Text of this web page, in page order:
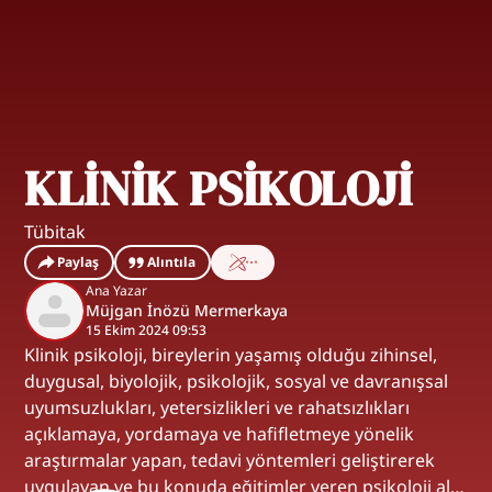
KLİNİK PSİKOLOJİ
Tübitak
Paylaş
Alıntıla
Ana Yazar
Müjgan İnözü Mermerkaya
15 Ekim 2024 09:53
Klinik psikoloji, bireylerin yaşamış olduğu zihinsel,
duygusal, biyolojik, psikolojik, sosyal ve davranışsal
uyumsuzlukları, yetersizlikleri ve rahatsızlıkları
açıklamaya, yordamaya ve hafifletmeye yönelik
araştırmalar yapan, tedavi yöntemleri geliştirerek
uygulayan ve bu konuda eğitimler veren psikoloji alt